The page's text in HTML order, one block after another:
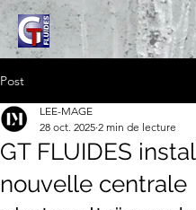
Post
GT FLUIDES
nouvelle centrale
LEE-MAGE
28 oct. 2025 2 min de lecture